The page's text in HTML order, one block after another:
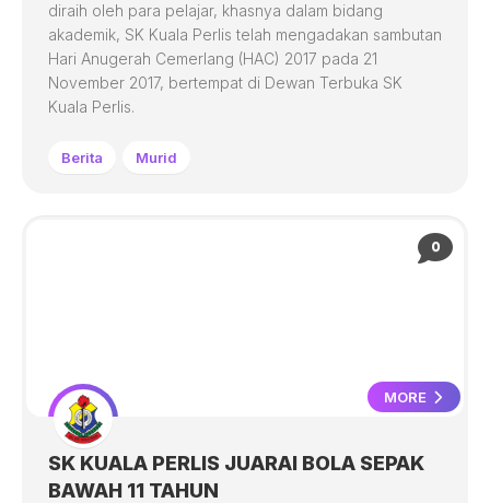
diraih oleh para pelajar, khasnya dalam bidang
akademik, SK Kuala Perlis telah mengadakan sambutan
Hari Anugerah Cemerlang (HAC) 2017 pada 21
November 2017, bertempat di Dewan Terbuka SK
Kuala Perlis.
Berita Murid
0
MORE
SK KUALA PERLIS JUARAI BOLA SEPAK
BAWAH 11 TAHUN